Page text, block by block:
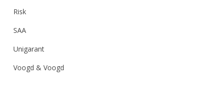
Risk
SAA
Unigarant
Voogd & Voogd